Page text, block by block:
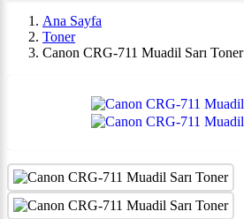
Ana Sayfa
Toner
Canon CRG-711 Muadil Sarı Toner